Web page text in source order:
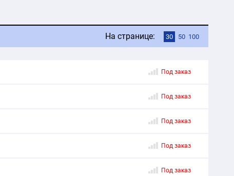
На странице: 30 50 100
Под заказ
Под заказ
Под заказ
Под заказ
Под заказ